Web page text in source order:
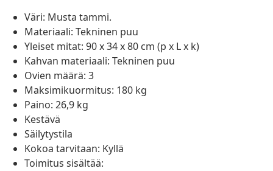
Väri: Musta tammi.
Materiaali: Tekninen puu
Yleiset mitat: 90 x 34 x 80 cm (p x L x k)
Kahvan materiaali: Tekninen puu
Ovien määrä: 3
Maksimikuormitus: 180 kg
Paino: 26,9 kg
Kestävä
Säilytystila
Kokoa tarvitaan: Kyllä
Toimitus sisältää: